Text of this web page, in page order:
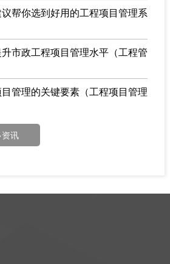
帮你选到好用的工程项目管理系
市政工程项目管理水平（工程管
管理的关键要素（工程项目管理
讯